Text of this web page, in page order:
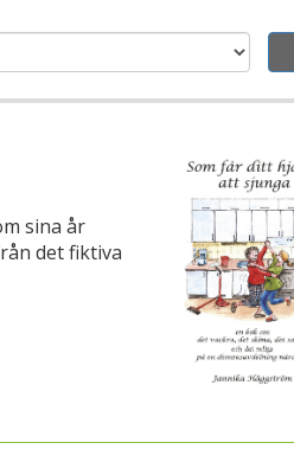
sina år
det fiktiva